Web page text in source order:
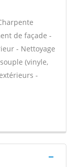
de façade -
- Nettoyage
(vinyle,
-